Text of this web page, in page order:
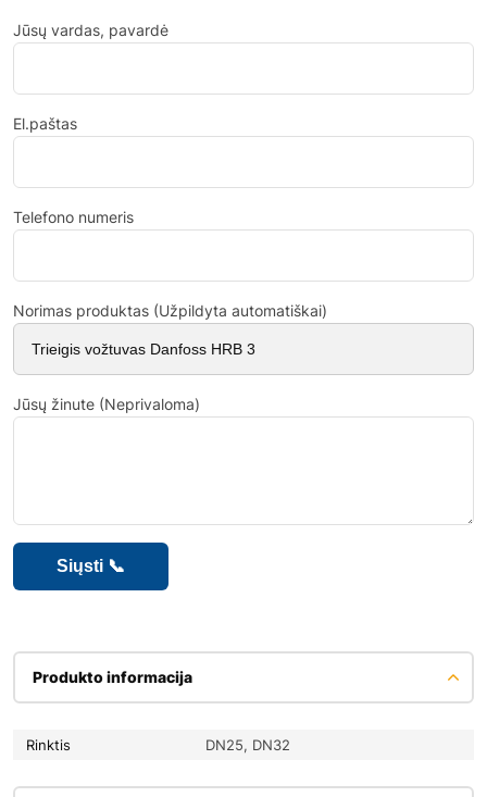
Jūsų vardas, pavardė
El.paštas
Telefono numeris
Norimas produktas (Užpildyta automatiškai)
Jūsų žinute (Neprivaloma)
Produkto informacija
Rinktis DN25, DN32